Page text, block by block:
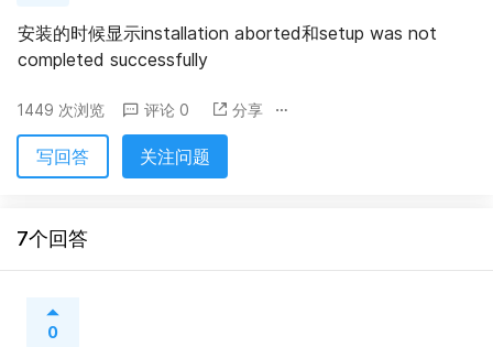
安装的时候显示installation aborted和setup was not
completed successfully
1449 次浏览 评论 0 分享
写回答 关注问题
7个回答
0